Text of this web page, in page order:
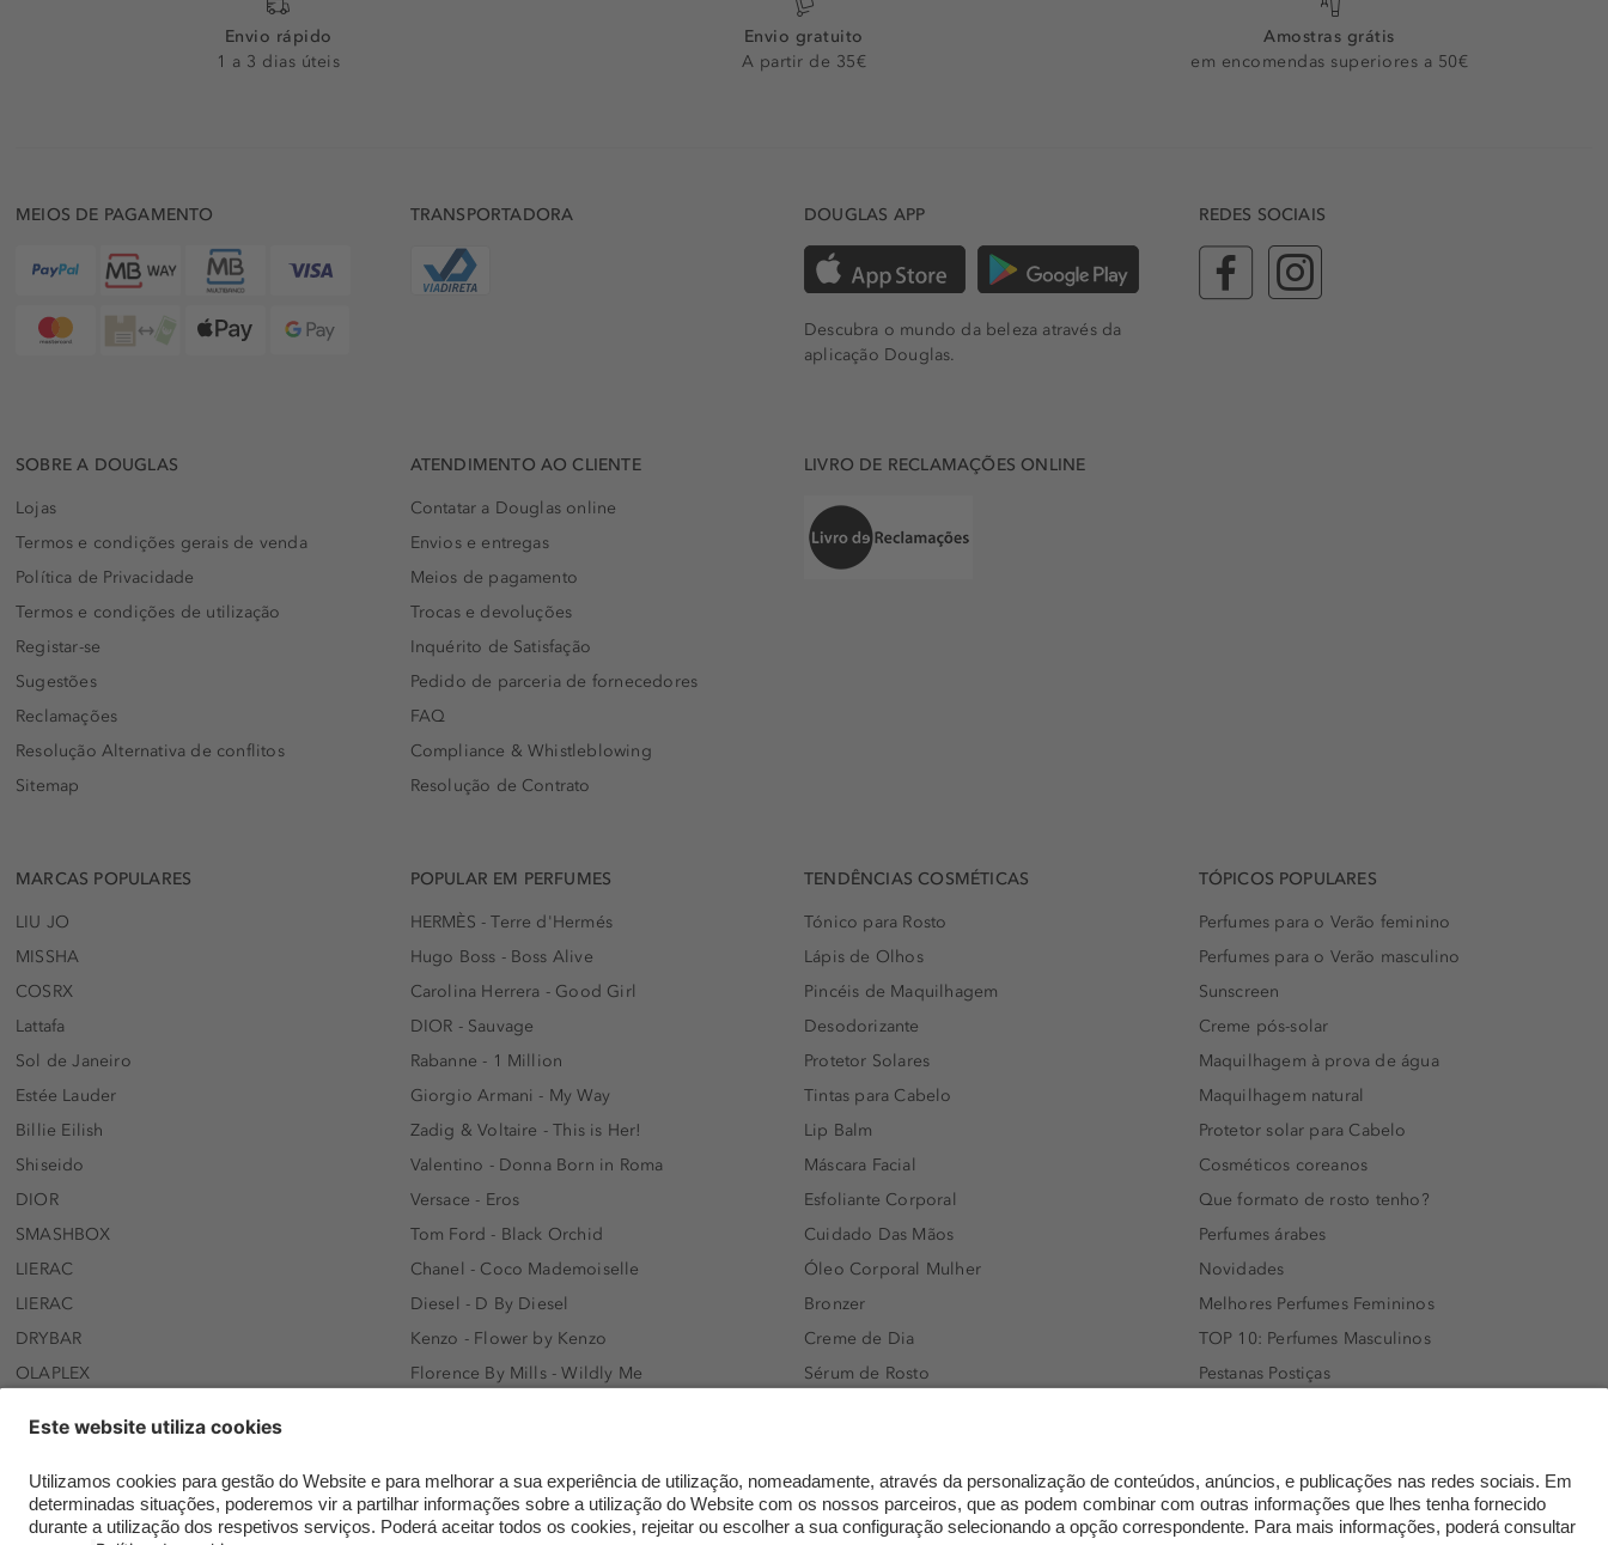
Envio rápido
1 a 3 dias úteis
Envio gratuito
A partir de 35€
Amostras grátis
em encomendas superiores a 50€
MEIOS DE PAGAMENTO TRANSPORTADORA DOUGLAS APP
Descubra o mundo da beleza através da
aplicação Douglas.
REDES SOCIAIS
SOBRE A DOUGLAS
Lojas
Termos e condições gerais de venda
Política de Privacidade
Termos e condições de utilização
Registar-se
Sugestões
Reclamações
Resolução Alternativa de conflitos
Sitemap
ATENDIMENTO AO CLIENTE
Contatar a Douglas online
Envios e entregas
Meios de pagamento
Trocas e devoluções
Inquérito de Satisfação
Pedido de parceria de fornecedores
FAQ
Compliance & Whistleblowing
Resolução de Contrato
LIVRO DE RECLAMAÇÕES ONLINE
MARCAS POPULARES
LIU JO
MISSHA
COSRX
Lattafa
Sol de Janeiro
Estée Lauder
Billie Eilish
Shiseido
DIOR
SMASHBOX
LIERAC
LIERAC
DRYBAR
OLAPLEX
ARMAF
Beauty of Joseon
POPULAR EM PERFUMES
HERMÈS - Terre d'Hermés
Hugo Boss - Boss Alive
Carolina Herrera - Good Girl
DIOR - Sauvage
Rabanne - 1 Million
Giorgio Armani - My Way
Zadig & Voltaire - This is Her!
Valentino - Donna Born in Roma
Versace - Eros
Tom Ford - Black Orchid
Chanel - Coco Mademoiselle
Diesel - D By Diesel
Kenzo - Flower by Kenzo
Florence By Mills - Wildly Me
Davidoff - Cool Water Men
KHLOÉ KARDASHIAN - Xo Khloè
TENDÊNCIAS COSMÉTICAS
Tónico para Rosto
Lápis de Olhos
Pincéis de Maquilhagem
Desodorizante
Protetor Solares
Tintas para Cabelo
Lip Balm
Máscara Facial
Esfoliante Corporal
Cuidado Das Mãos
Óleo Corporal Mulher
Bronzer
Creme de Dia
Sérum de Rosto
Espuma de Limpeza Facial
Dermocosmética
TÓPICOS POPULARES
Perfumes para o Verão feminino
Perfumes para o Verão masculino
Sunscreen
Creme pós-solar
Maquilhagem à prova de água
Maquilhagem natural
Protetor solar para Cabelo
Cosméticos coreanos
Que formato de rosto tenho?
Perfumes árabes
Novidades
Melhores Perfumes Femininos
TOP 10: Perfumes Masculinos
Pestanas Postiças
Rímel colorido
Embalagens Sustentáveis